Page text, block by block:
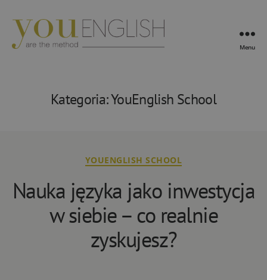
Menu
Kategoria:YouEnglish School
Kategorie
YOUENGLISH SCHOOL
Nauka języka jako inwestycja
w siebie – co realnie
zyskujesz?